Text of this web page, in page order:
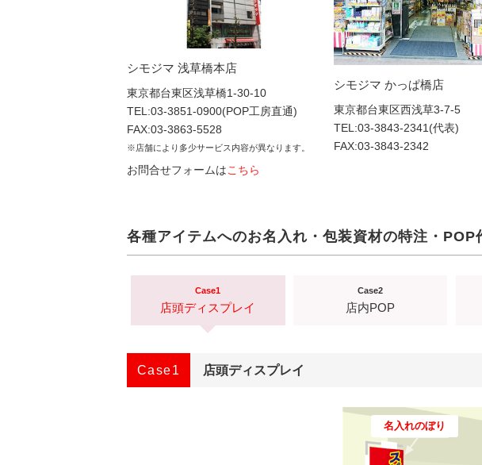
シモジマ 浅草橋本店
東京都台東区浅草橋1-30-10
TEL:03-3851-0900(POP工房直通)
FAX:03-3863-5528
※店舗により多少サービス内容が異なります。
お問合せフォームはこちら
シモジマ かっぱ橋店
東京都台東区西浅草3-7-5
TEL:03-3843-2341(代表)
FAX:03-3843-2342
各種アイテムへのお名入れ・包装資材の特注・POP
Case1
店頭ディスプレイ
Case2
店内POP
Case1 店頭ディスプレイ
名入れのぼり